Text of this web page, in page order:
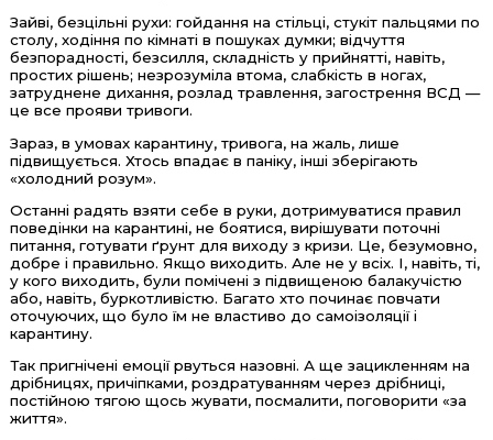
Зайві, безцільні рухи: гойдання на стільці, стукіт пальцями по
столу, ходіння по кімнаті в пошуках думки; відчуття
безпорадності, безсилля, складність у прийнятті, навіть,
простих рішень; незрозуміла втома, слабкість в ногах,
затруднене дихання, розлад травлення, загострення ВСД —
це все прояви тривоги.
Зараз, в умовах карантину, тривога, на жаль, лише
підвищується. Хтось впадає в паніку, інші зберігають
«холодний розум».
Останні радять взяти себе в руки, дотримуватися правил
поведінки на карантині, не боятися, вирішувати поточні
питання, готувати ґрунт для виходу з кризи. Це, безумовно,
добре і правильно. Якщо виходить. Але не у всіх. І, навіть, ті,
у кого виходить, були помічені з підвищеною балакучістю
або, навіть, буркотливістю. Багато хто починає повчати
оточуючих, що було їм не властиво до самоізоляції і
карантину.
Так пригнічені емоції рвуться назовні. А ще зацикленням на
дрібницях, причіпками, роздратуванням через дрібниці,
постійною тягою щось жувати, посмалити, поговорити «за
життя».